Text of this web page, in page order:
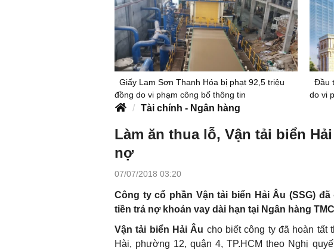
Giấy Lam Sơn Thanh Hóa bị phạt 92,5 triệu
đồng do vi phạm công bố thông tin
Đầu
do vi
Tài chính - Ngân hàng
Làm ăn thua lỗ, Vận tải biển
nợ
07/07/2018 03:20
Công ty cổ phần Vận tải biển Hải Âu (SSG)
tiền trả nợ khoản vay dài hạn tại Ngân hàng
Vận tải biển Hải Âu cho biết công ty đã hoàn
Hài, phường 12, quận 4, TP.HCM theo Nghị